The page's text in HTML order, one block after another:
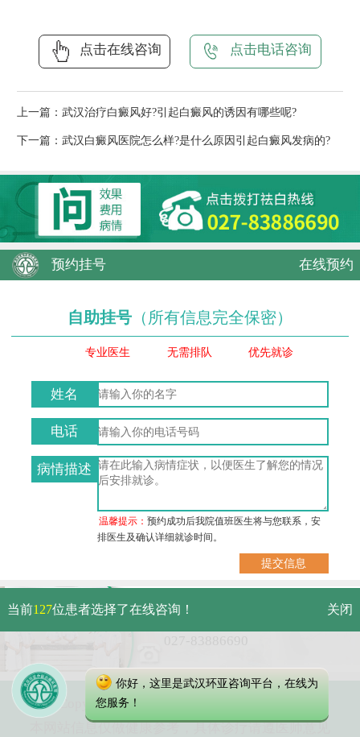
点击在线咨询 点击电话咨询
上一篇： 武汉治疗白癜风好?引起白癜风的诱因有哪些呢?
下一篇： 武汉白癜风医院怎么样?是什么原因引起白癜风发病的?
预约挂号 在线预约
自助挂号 （所有信息完全保密）
专业医生 无需排队 优先就诊
姓名
电话
病情描述
温馨提示：预约成功后我院值班医生将与您联系，安
排医生及确认详细就诊时间。
武汉市硚口区解放大道479号
免费电话：
Copyright 2023 武汉环亚中医白癜风医院
本网站信息仅做健康参考，具体诊疗请遵医师意见
当前127位患者选择了在线咨询！ 关闭
你好，这里是武汉环亚咨询平台，在线为
您服务！